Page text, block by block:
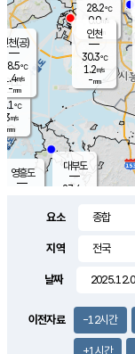
의도
℃
m/s
mm
영흥도
대부도
27.4
28.2℃
0.0m/s
-mm
인천(공)
28.5℃
1.4m/s
-mm
인천
30.3℃
1.2m/s
-mm
요소
지역
날짜
이전자료 -12시간
+1시간